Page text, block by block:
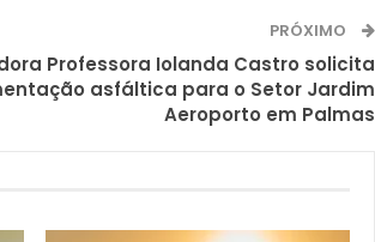
PRÓXIMO
Professora Iolanda Castro solicita
asfáltica para o Setor Jardim
Aeroporto em Palmas